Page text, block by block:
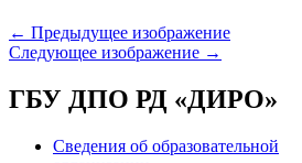
← Предыдущее изображение
Следующее изображение →
ГБУ ДПО РД «ДИРО»
Сведения об образовательной